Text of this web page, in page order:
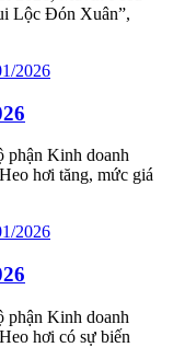
Lộc Đón Xuân”,
phận Kinh doanh
hơi tăng, mức giá
phận Kinh doanh
hơi có sự biến